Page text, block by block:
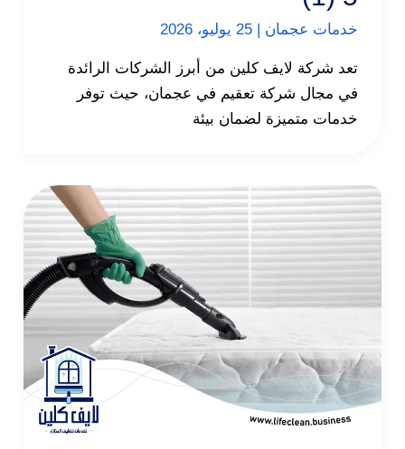
خدمات عجمان | 25 يوليو، 2026
تعد شركة لايف كلين من أبرز الشركات الرائدة
في مجال شركة تعقيم في عجمان، حيث توفر
خدمات متميزة لضمان بيئة